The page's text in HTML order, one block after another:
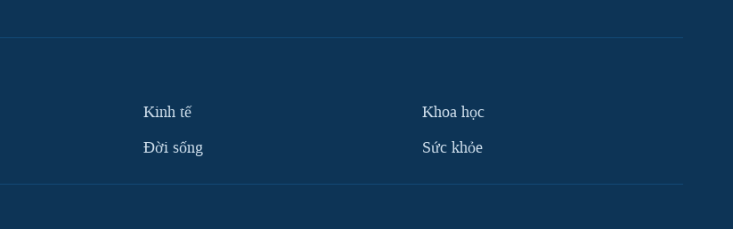
Kinh tế
Ðời sống
Khoa học
Sức khỏe